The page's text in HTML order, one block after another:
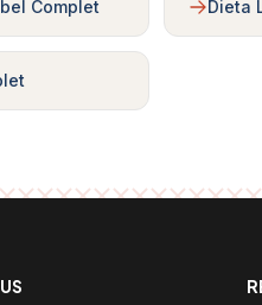
Complet Dieta